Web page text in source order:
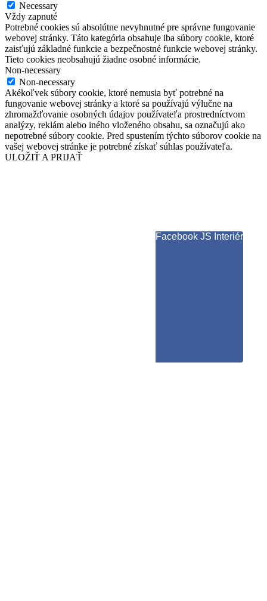
Necessary
Vždy zapnuté
Potrebné cookies sú absolútne nevyhnutné pre správne fungovanie
webovej stránky. Táto kategória obsahuje iba súbory cookie, ktoré
zaisťujú základné funkcie a bezpečnostné funkcie webovej stránky.
Tieto cookies neobsahujú žiadne osobné informácie.
Non-necessary
Non-necessary
Akékoľvek súbory cookie, ktoré nemusia byť potrebné na
fungovanie webovej stránky a ktoré sa používajú výlučne na
zhromažďovanie osobných údajov používateľa prostredníctvom
analýzy, reklám alebo iného vloženého obsahu, sa označujú ako
nepotrebné súbory cookie. Pred spustením týchto súborov cookie na
vašej webovej stránke je potrebné získať súhlas používateľa.
ULOŽIŤ A PRIJAŤ
Facebook JS Interiér